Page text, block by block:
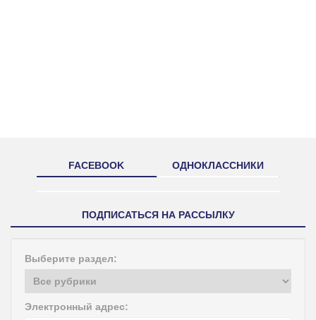
FACEBOOK ОДНОКЛАССНИКИ
ПОДПИСАТЬСЯ НА РАССЫЛКУ
Выберите раздел:
Электронный адрес: